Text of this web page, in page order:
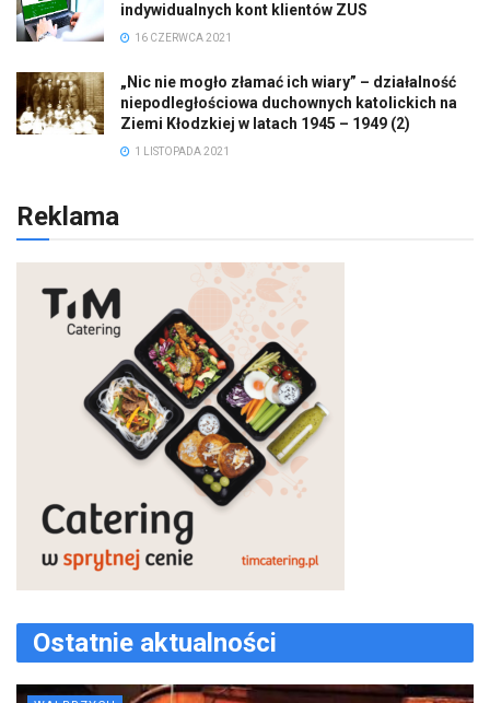
indywidualnych kont klientów ZUS
16 CZERWCA 2021
„Nic nie mogło złamać ich wiary” – działalność
niepodległościowa duchownych katolickich na
Ziemi Kłodzkiej w latach 1945 – 1949 (2)
1 LISTOPADA 2021
Reklama
Ostatnie aktualności